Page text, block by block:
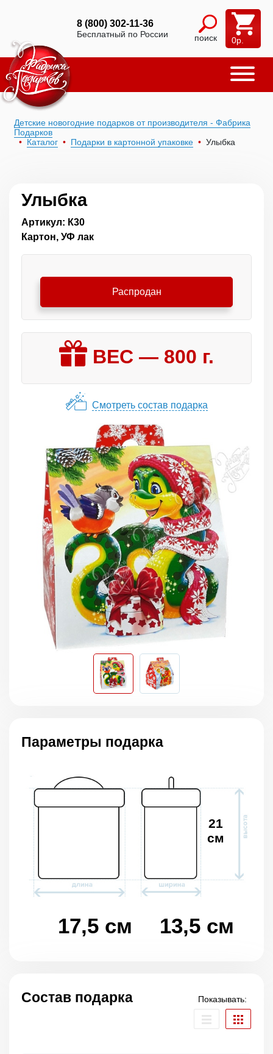
8 (800) 302-11-36
Бесплатный по России поиск 0р.
Детские новогодние подарков от производителя - Фабрика
Подарков
Каталог
Подарки в картонной упаковке Улыбка
Улыбка
Артикул: К30
Картон, УФ лак
Распродан
ВЕС — 800 г.
Смотреть состав подарка
Параметры подарка
17,5 см 13,5 см
21
см
Состав подарка Показывать: